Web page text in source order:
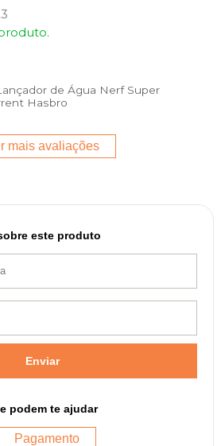
de Água Nerf Super
Hasbro
mais avaliações
este produto
Enviar
podem te ajudar
Pagamento